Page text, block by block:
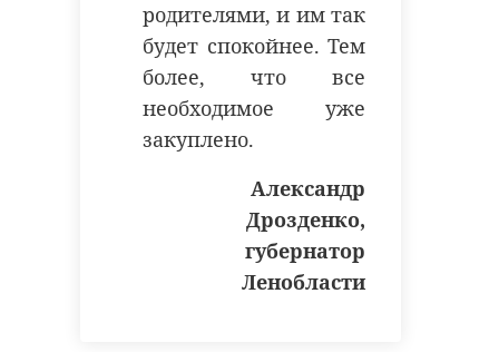
родителями, и им так
будет спокойнее. Тем
более, что все
необходимое уже
закуплено.
Александр
Дрозденко,
губернатор
Ленобласти